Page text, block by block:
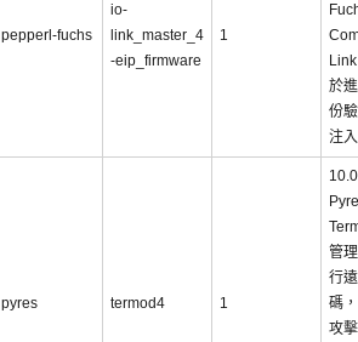
pepperl-fuchs
io-
link_master_4
-eip_firmware
1
於
份
注
pyres termod4 1
管
行
碼
攻